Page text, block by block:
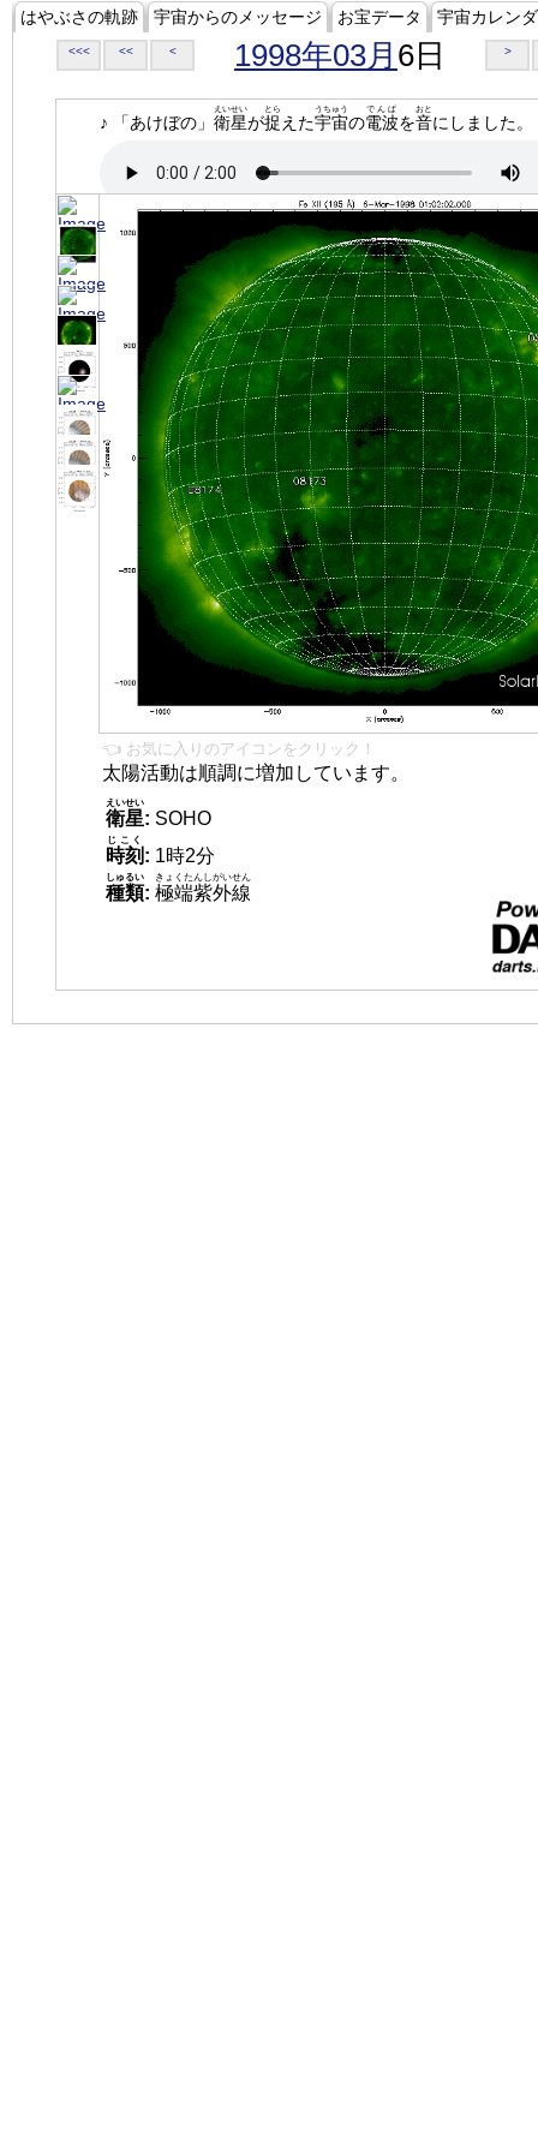
はやぶさの軌跡 宇宙からのメッセージ お宝データ 宇宙カレン
<<< << < 1998年03月 6日 >
♪ 「あけぼの」 衛星
えいせい
が捉
とら
えた宇宙
うちゅう
の電波
でんぱ
を音
おと
にしました。
👈 お気に入りのアイコンをクリック！
太陽活動は順調に増加しています。
衛星
えいせい
: SOHO
時刻
じこく
: 1時2分
種類
しゅるい
: 極端紫外線
きょくたんしがいせん